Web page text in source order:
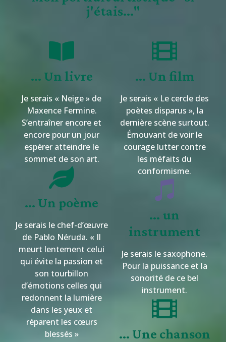
j'étais..."
... Un livre
Je serais « Neige » de
Maxence Fermine.
S’entraîner encore et
encore pour un jour
espérer atteindre le
sommet de son art.
... Un poème
Je serais le chef-d’œuvre
de Pablo Néruda. « Il
meurt lentement celui
qui évite la passion et
son tourbillon
d’émotions celles qui
redonnent la lumière
dans les yeux et
réparent les cœurs
blessés »
... Un film
Je serais « Le cercle des
poètes disparus », la
dernière scène surtout.
Émouvant de voir le
courage lutter contre
les méfaits du
conformisme.
... un
instrument
Je serais le saxophone.
Pour la puissance et la
sonorité de ce bel
instrument.
... Une chanson